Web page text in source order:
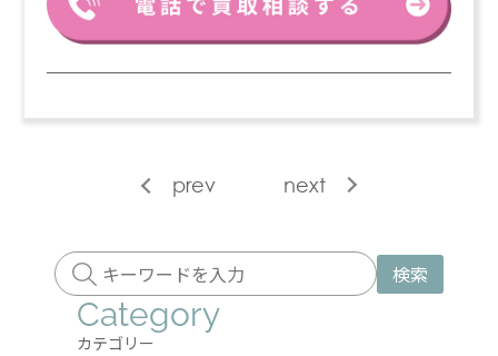
prev next
検索
Category
カテゴリー